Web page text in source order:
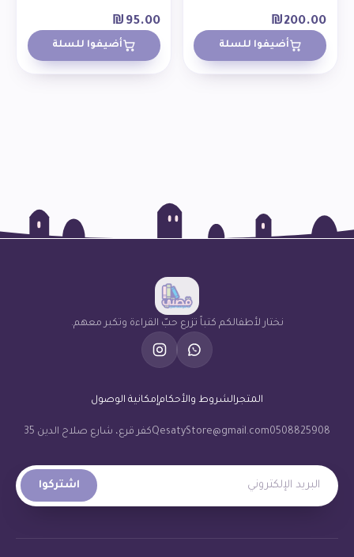
₪200.00
أضيفوا للسلة
₪ 95.00
أضيفوا للسلة
نختار لأطفالكم كتباً تزرع حبّ القراءة وتكبر معهم.
المتجر الشروط والأحكامإمكانية الوصول
0508825908
QesatyStore@gmail.comكفر قرع، شارع صلاح الدين 35
البريد الإلكتروني
اشتركوا